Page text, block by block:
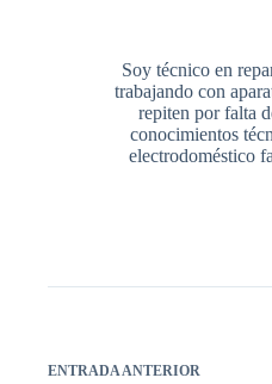
Soy técnico en
trabajando con
repiten por falta
conocimientos
electrodoméstico
ENTRADA ANTERIOR